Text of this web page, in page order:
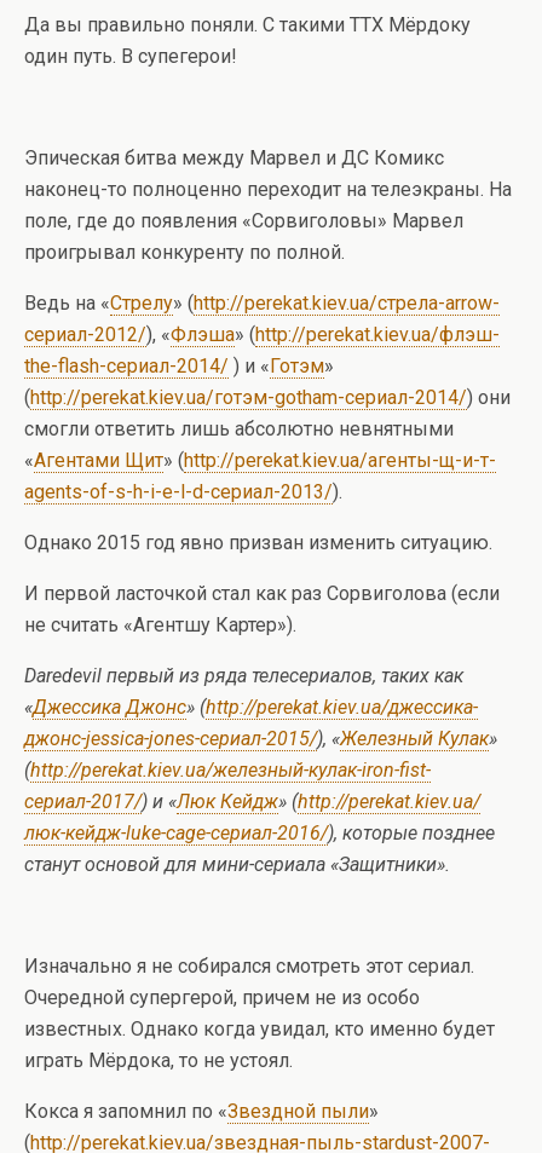
Да вы правильно поняли. С такими ТТХ Мёрдоку
один путь. В супегерои!
Эпическая битва между Марвел и ДС Комикс
наконец-то полноценно переходит на телеэкраны. На
поле, где до появления «Сорвиголовы» Марвел
проигрывал конкуренту по полной.
Ведь на «Стрелу» (http://perekat.kiev.ua/стрела-arrow-
сериал-2012/), «Флэша» (http://perekat.kiev.ua/флэш-
the-flash-сериал-2014/ ) и « Готэм»
(http://perekat.kiev.ua/готэм-gotham-сериал-2014/) они
смогли ответить лишь абсолютно невнятными
«Агентами Щит» (http://perekat.kiev.ua/агенты-щ-и-т-
agents-of-s-h-i-e-l-d-сериал-2013/).
Однако 2015 год явно призван изменить ситуацию.
И первой ласточкой стал как раз Сорвиголова (если
не считать «Агентшу Картер»).
Daredevil первый из ряда телесериалов, таких как
«Джессика Джонс» (http://perekat.kiev.ua/джессика-
джонс-jessica-jones-сериал-2015/), «Железный Кулак»
(http://perekat.kiev.ua/железный-кулак-iron-fist-
сериал-2017/) и «Люк Кейдж» (http://perekat.kiev.ua/
люк-кейдж-luke-cage-сериал-2016/), которые позднее
станут основой для мини-сериала «Защитники».
Изначально я не собирался смотреть этот сериал.
Очередной супергерой, причем не из особо
известных. Однако когда увидал, кто именно будет
играть Мёрдока, то не устоял.
Кокса я запомнил по «Звездной пыли»
(http://perekat.kiev.ua/звездная-пыль-stardust-2007-